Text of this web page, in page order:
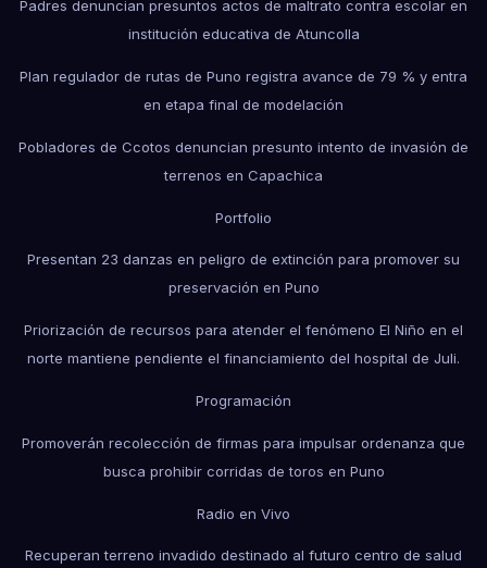
Padres denuncian presuntos actos de maltrato contra escolar en
institución educativa de Atuncolla
Plan regulador de rutas de Puno registra avance de 79 % y entra
en etapa final de modelación
Pobladores de Ccotos denuncian presunto intento de invasión de
terrenos en Capachica
Portfolio
Presentan 23 danzas en peligro de extinción para promover su
preservación en Puno
Priorización de recursos para atender el fenómeno El Niño en el
norte mantiene pendiente el financiamiento del hospital de Juli.
Programación
Promoverán recolección de firmas para impulsar ordenanza que
busca prohibir corridas de toros en Puno
Radio en Vivo
Recuperan terreno invadido destinado al futuro centro de salud